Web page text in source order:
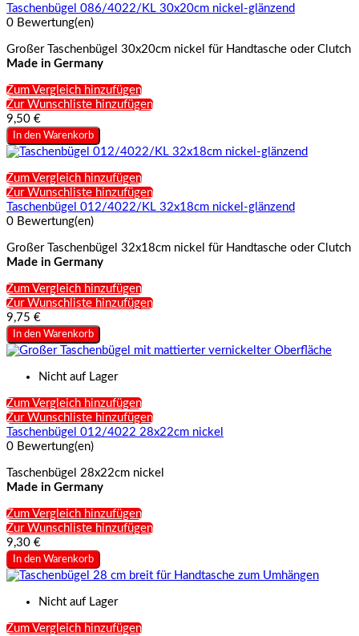
Taschenbügel 086/4022/KL 30x20cm nickel-glänzend
0 Bewertung(en)
Großer Taschenbügel 30x20cm nickel für Handtasche oder Clutch
Made in Germany
Zum Vergleich hinzufügen
Zur Wunschliste hinzufügen
9,50 €
In den Warenkorb
Zum Vergleich hinzufügen
Zur Wunschliste hinzufügen
Taschenbügel 012/4022/KL 32x18cm nickel-glänzend
0 Bewertung(en)
Großer Taschenbügel 32x18cm nickel für Handtasche oder Clutch
Made in Germany
Zum Vergleich hinzufügen
Zur Wunschliste hinzufügen
9,75 €
In den Warenkorb
Nicht auf Lager
Zum Vergleich hinzufügen
Zur Wunschliste hinzufügen
Taschenbügel 012/4022 28x22cm nickel
0 Bewertung(en)
Taschenbügel 28x22cm nickel
Made in Germany
Zum Vergleich hinzufügen
Zur Wunschliste hinzufügen
9,30 €
In den Warenkorb
Nicht auf Lager
Zum Vergleich hinzufügen